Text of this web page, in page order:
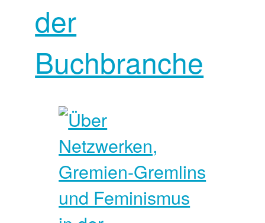
der
Buchbranche